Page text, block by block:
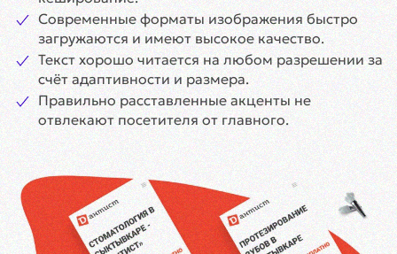
Современные форматы изображения быстро
загружаются и имеют высокое качество.
Текст хорошо читается на любом разрешении за
счёт адаптивности и размера.
Правильно расставленные акценты не
отвлекают посетителя от главного.